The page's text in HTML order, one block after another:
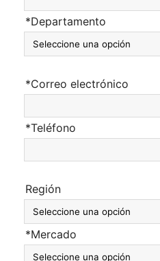
*Departamento
*Correo electrónico
*Teléfono
Región
*Mercado